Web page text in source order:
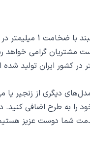
کد 232 ظرافت و دقت ساخت و برش آن است، این محصول با روش برش
را به طرح اضافی کنید.
خدمت شما دوست عزیز